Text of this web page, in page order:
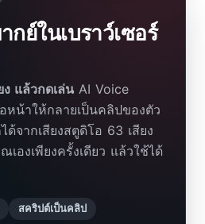
กย์ในเบราว์เซอร์
แล้วกดเล่นAI Voice
หน้าให้กลายเป็นคลิปของตัว
ด้จากเสียงสตูดิโอ 63 เสียง
องเพียงครั้งเดียว แล้วใช้ได้
สคริปต์เป็นคลิป